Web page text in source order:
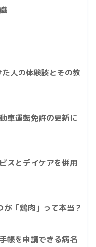
人の体験談とその教
車運転免許の更新に
スとデイケアを併用
「鶏肉」って本当？
帳を申請できる病名